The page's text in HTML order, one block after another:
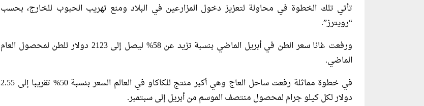
تأتي تلك الخطوة في محاولة لتعزيز دخول المزارعين في البلاد ومنع تهريب الحبوب للخارج، بحسب
“رويترز”.
ورفعت غانا سعر الطن في أبريل الماضي بنسبة تزيد عن 58% ليصل إلى 2123 دولار للطن لمحصول العام
الماضي.
في خطوة مماثلة رفعت ساحل العاج وهي أكبر منتج للكاكاو في العالم السعر بنسبة 50% تقريبا إلى 2.55
دولار لكل كيلو جرام لمحصول منتصف الموسم من أبريل إلى سبتمبر.